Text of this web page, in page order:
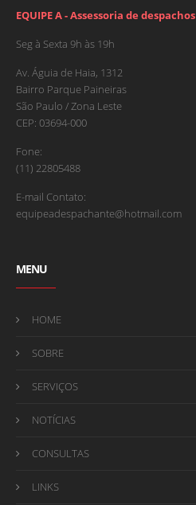
EQUIPE A - Assessoria de despachos
Seg à Sexta 9h às 19h
Av. Águia de Haia, 1312
Bairro Parque Paineiras
São Paulo / Zona Leste
CEP: 03694-000
Fone:
(11) 22805488
E-mail Contato:
equipeadespachante@hotmail.com
MENU
HOME
SOBRE
SERVIÇOS
NOTÍCIAS
CONSULTAS
LINKS